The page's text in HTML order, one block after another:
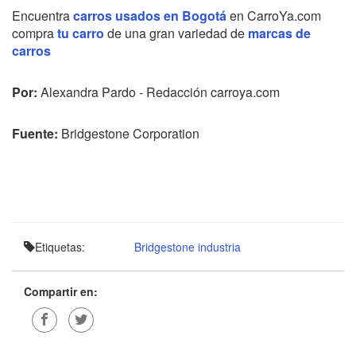
Encuentracarros usados en Bogotáen CarroYa.com
compratu carro de una gran variedad de marcas de
carros
Por: Alexandra Pardo - Redacción carroya.com
Fuente: Bridgestone Corporation
Etiquetas: Bridgestone industria
Compartir en: